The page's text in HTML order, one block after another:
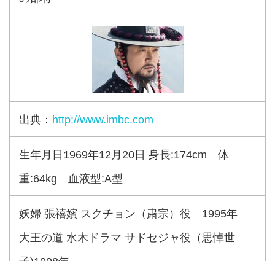
出典： http://www.imbc.com
生年月日1969年12月20日 身長:174cm 体
重:64kg 血液型:A型
妖婦 張禧嬪 スクチョン（粛宗）役 1995年
大王の道 水木ドラマ サドセジャ役（思悼世